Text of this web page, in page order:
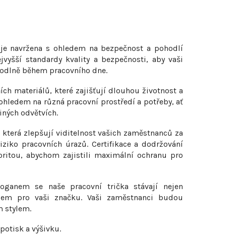
u
k
t
navržena s ohledem na bezpečnost a pohodlí
standardy kvality a bezpečnosti, aby vaši
během pracovního dne.
materiálů, které zajišťují dlouhou životnost a
na různá pracovní prostředí a potřeby, ať
odvětvích.
zlepšují viditelnost vašich zaměstnanců za
pracovních úrazů. Certifikace a dodržování
abychom zajistili maximální ochranu pro
se naše pracovní trička stávají nejen
pro vaši značku. Vaši zaměstnanci budou
stylem.
a výšivku.